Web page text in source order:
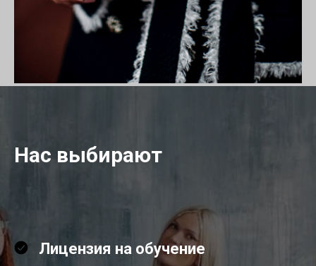
Нас выбирают
Лицензия на обучение